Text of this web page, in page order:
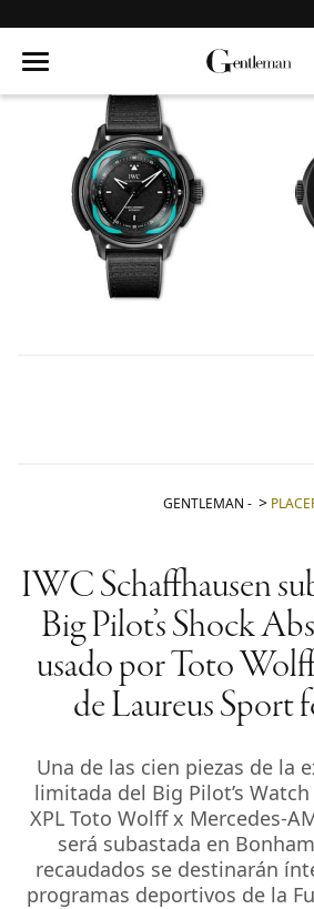
GENTLEMAN -
IWC Schaffhausen
Big Pilot’s Shock
usado por Toto
de Laureus Sport
Una de las cien piezas de la
limitada del Big Pilot’s
XPL Toto Wolff x Mercedes-
será subastada en
recaudados se destinarán
programas deportivos de la